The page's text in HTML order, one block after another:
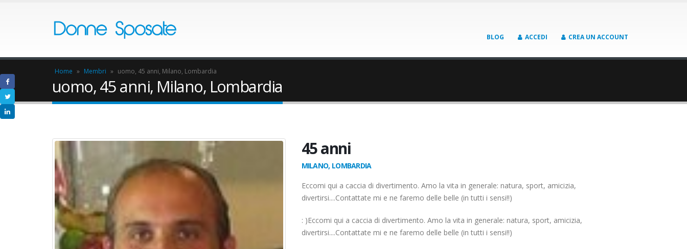
BLOG ACCEDI CREA UN ACCOUNT
Home » Membri » uomo, 45 anni, Milano, Lombardia
uomo, 45 anni, Milano, Lombardia
45 anni
MILANO, LOMBARDIA
Eccomi qui a caccia di divertimento. Amo la vita in generale: natura, sport, amicizia,
divertirsi....Contattate mi e ne faremo delle belle (in tutti i sensi!!)
: )Eccomi qui a caccia di divertimento. Amo la vita in generale: natura, sport, amicizia,
divertirsi....Contattate mi e ne faremo delle belle (in tutti i sensi!!)